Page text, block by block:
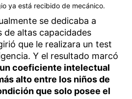
ya está recibido de mecánico.
se dedicaba a
altas capacidades
que le realizara un test
Y el resultado marcó
coeficiente intelectual
alto entre los niños de
que solo posee el